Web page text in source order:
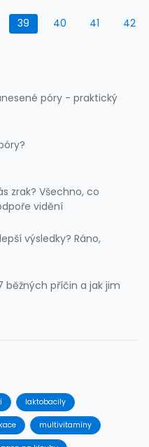
39 40 41 42
póry - praktický
zrak? Všechno, co
vidění
výsledky? Ráno,
běžných příčin a jak jim
laktobacily
multivitamíny